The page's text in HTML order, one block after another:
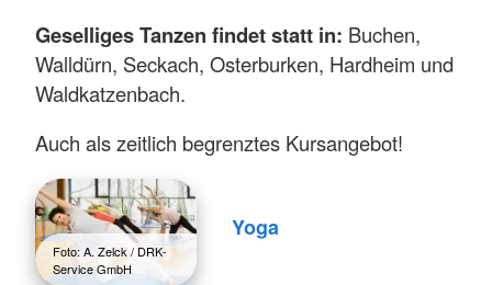
Geselliges Tanzen findet statt in: Buchen,
Walldürn, Seckach, Osterburken, Hardheim und
Waldkatzenbach.
Auch als zeitlich begrenztes Kursangebot!
Foto: A. Zelck / DRK-
Service GmbH
Yoga